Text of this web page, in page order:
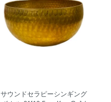
サウンドセラピーシンギング